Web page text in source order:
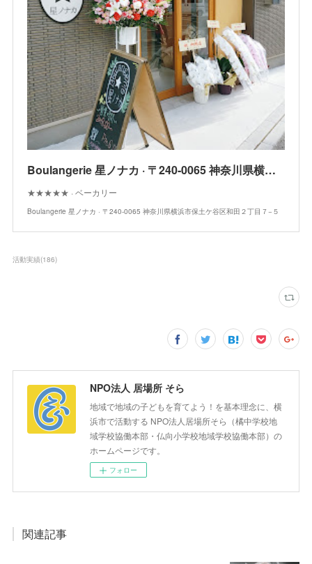
Boulangerie 星ノナカ · 〒240-0065 神奈川県横浜市保土ケ谷区和田２丁目７−５
★★★★★ · ベーカリー
Boulangerie 星ノナカ · 〒240-0065 神奈川県横浜市保土ケ谷区和田２丁目７−５
活動実績(186)
NPO法人 居場所 そら
地域で地域の子どもを育てよう！を基本理念に、横
浜市で活動する NPO法人居場所そら（橘中学校地
域学校協働本部・仏向小学校地域学校協働本部）の
ホームページです。
フォロー
関連記事